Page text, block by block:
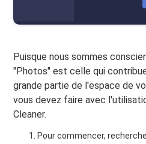
Puisque nous sommes
"Photos" est celle qui
grande partie de l'espace de
vous devez faire avec
Cleaner.
Pour commencer,